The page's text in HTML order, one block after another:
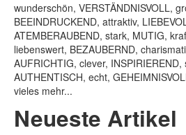
wunderschön, VERSTÄNDNISVOLL,
BEEINDRUCKEND, attraktiv,
ATEMBERAUBEND, stark, MUTIG,
liebenswert, BEZAUBERND,
AUFRICHTIG, clever,
AUTHENTISCH, echt,
vieles mehr...
Neueste Artikel